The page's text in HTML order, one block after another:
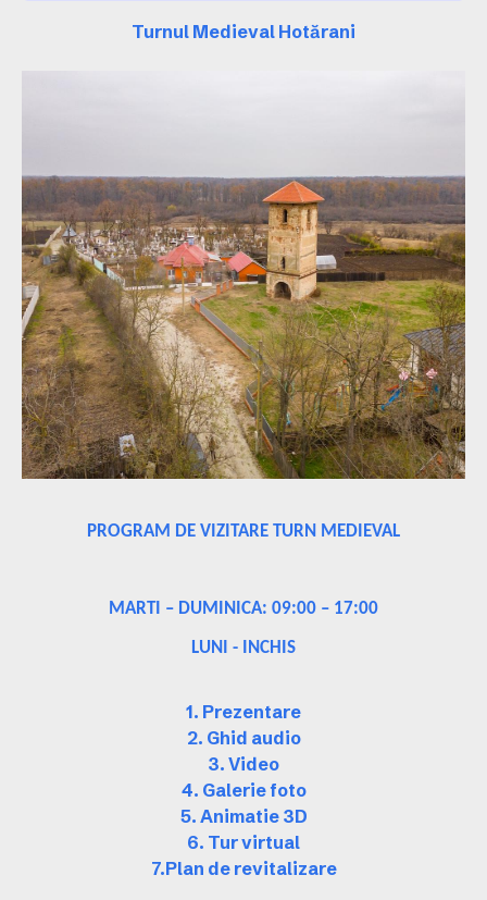
Turnul Medieval Hotărani
PROGRAM DE VIZITARE TURN MEDIEVAL
MARTI – DUMINICA: 09:00 – 17:00
LUNI - INCHIS
1. Prezentare
2. Ghid audio
3. Video
4. Galerie foto
5. Animatie 3D
6. Tur virtual
7.Plan de revitalizare